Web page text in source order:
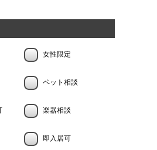
女性限定
ペット相談
楽器相談
即入居可